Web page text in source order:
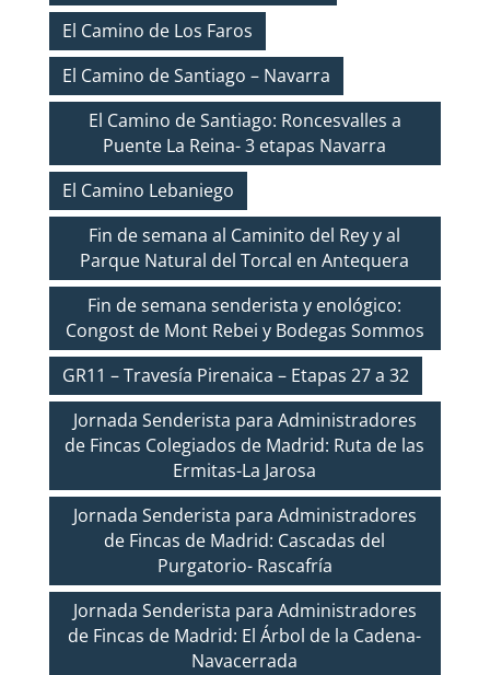
El Camino de Los Faros
El Camino de Santiago – Navarra
El Camino de Santiago: Roncesvalles a
Puente La Reina- 3 etapas Navarra
El Camino Lebaniego
Fin de semana al Caminito del Rey y al
Parque Natural del Torcal en Antequera
Fin de semana senderista y enológico:
Congost de Mont Rebei y Bodegas Sommos
GR11 – Travesía Pirenaica – Etapas 27 a 32
Jornada Senderista para Administradores
de Fincas Colegiados de Madrid: Ruta de las
Ermitas-La Jarosa
Jornada Senderista para Administradores
de Fincas de Madrid: Cascadas del
Purgatorio- Rascafría
Jornada Senderista para Administradores
de Fincas de Madrid: El Árbol de la Cadena-
Navacerrada